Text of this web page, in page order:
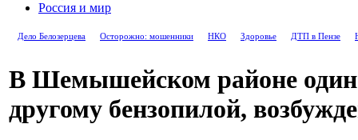
Россия и мир
Дело Белозерцева Осторожно: мошенники НКО Здоровье ДТП в Пензе
В Шемышейском районе
другому бензопилой,